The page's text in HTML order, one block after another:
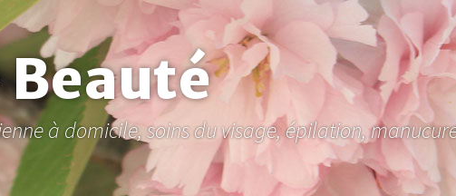
Beauté
à domicile, soins du visage, épilation,